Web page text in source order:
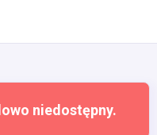
niedostępny.